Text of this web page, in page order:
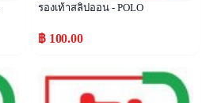
รองเท้าสลิปออน - POLO
฿ 100.00
Popular